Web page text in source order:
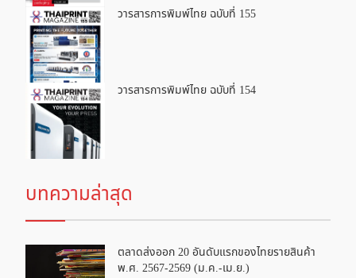
วารสารการพิมพ์ไทย ฉบับที่ 155
วารสารการพิมพ์ไทย ฉบับที่ 154
บทความล่าสุด
ตลาดส่งออก 20 อันดับแรกของไทยรายสินค้า
พ.ศ. 2567-2569 (ม.ค.-เม.ย.)